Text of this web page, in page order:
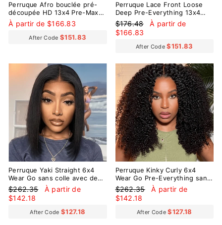
Perruque Afro bouclée pré-
découpée HD 13x4 Pre-Max
BoB Pre-Everything
À partir de $166.83
After Code $151.83
Perruque Lace Front Loose
Deep Pre-Everything 13x4
Pre-Max pré-coupée HD
Prix
régulier
$176.48
Prix
À partir de
$166.83
After Code$151.83
Perruque Yaki Straight 6x4
Wear Go sans colle avec de
petits nœuds pré-décolorés
Prix
régulier
$262.35
Prix
À partir de
$142.18
After Code $127.18
Réduit
Perruque Kinky Curly 6x4
Wear Go Pre-Everything sans
colle
Prix
régulier
$262.35
Prix
À partir de
$142.18
After Code$127.18